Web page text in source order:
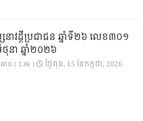
ាវដ្ដីប្រជាជន ឆ្នាំទី២៦ លេខ៣០១
នា ឆ្នាំ២០២៦
ាន ( 2.8k ) ថ្ងៃ​ពុធ, 15 ខែ​កក្កដា, 2026